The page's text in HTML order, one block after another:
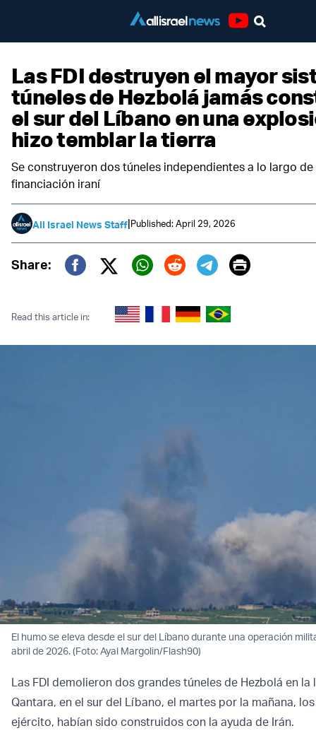
Las FDI destruyen el mayor
túneles de Hezbolá jamás
el sur del Líbano en una
hizo temblar la tierra
Se construyeron dos túneles independientes a lo largo
financiación iraní
All Israel News Staff|Published: April 29, 2026
Share:
Twitter (X)
Print
Read this article in:
El humo se eleva desde el sur del Líbano durante una operación
abril de 2026. (Foto: Ayal Margolin/Flash90)
Las FDI demolieron dos grandes túneles de Hezbolá en
Qantara, en el sur del Líbano, el martes por la mañana,
ejército, habían sido construidos con la ayuda de Irán.